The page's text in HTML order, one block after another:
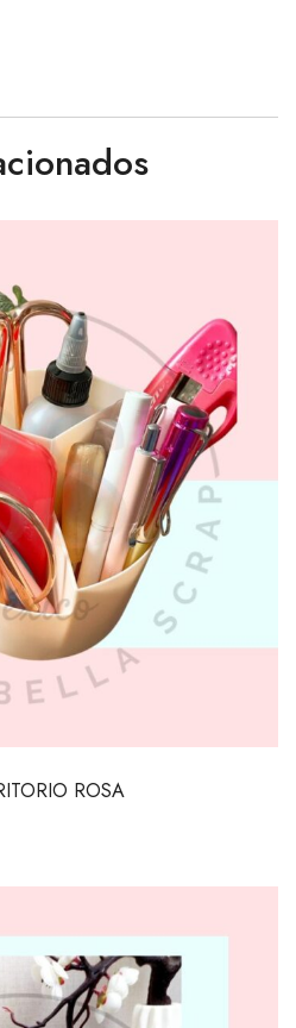
ROSA